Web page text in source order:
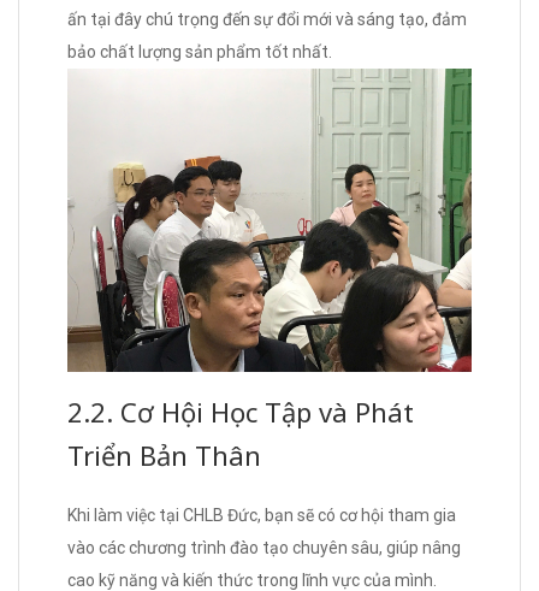
ấn tại đây chú trọng đến sự đổi mới và sáng tạo, đảm
bảo chất lượng sản phẩm tốt nhất.
2.2. Cơ Hội Học Tập và Phát
Triển Bản Thân
Khi làm việc tại CHLB Đức, bạn sẽ có cơ hội tham gia
vào các chương trình đào tạo chuyên sâu, giúp nâng
cao kỹ năng và kiến thức trong lĩnh vực của mình.